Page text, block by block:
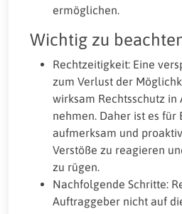
ermöglichen.
Wichtig zu
Rechtzeitigkeit: Eine
zum Verlust der
wirksam Rechtsschutz in
nehmen. Daher ist es für
aufmerksam und
Verstöße zu reagieren
zu rügen.
Nachfolgende Schritte:
Auftraggeber nicht auf